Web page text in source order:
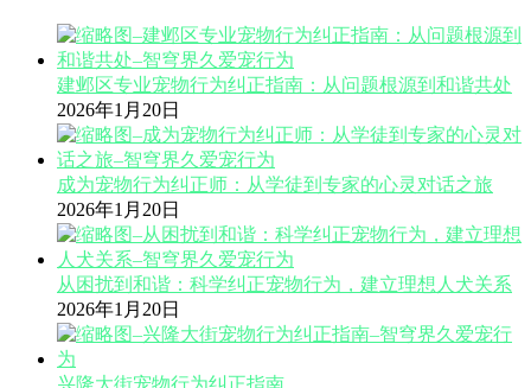
建邺区专业宠物行为纠正指南：从问题根源到和谐共处
2026年1月20日
成为宠物行为纠正师：从学徒到专家的心灵对话之旅
2026年1月20日
从困扰到和谐：科学纠正宠物行为，建立理想人犬关系
2026年1月20日
兴隆大街宠物行为纠正指南